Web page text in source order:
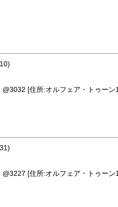
[住所:オルフェア・トゥーン
[住所:オルフェア・トゥーン